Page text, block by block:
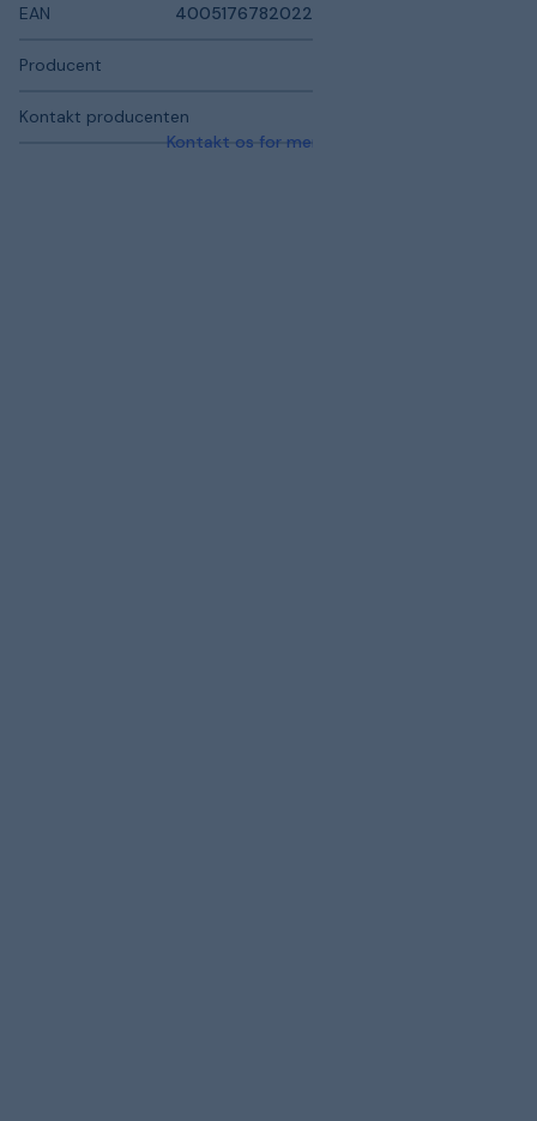
EAN 4005176782022
Producent
Kontakt producenten
Kontakt os for mere information